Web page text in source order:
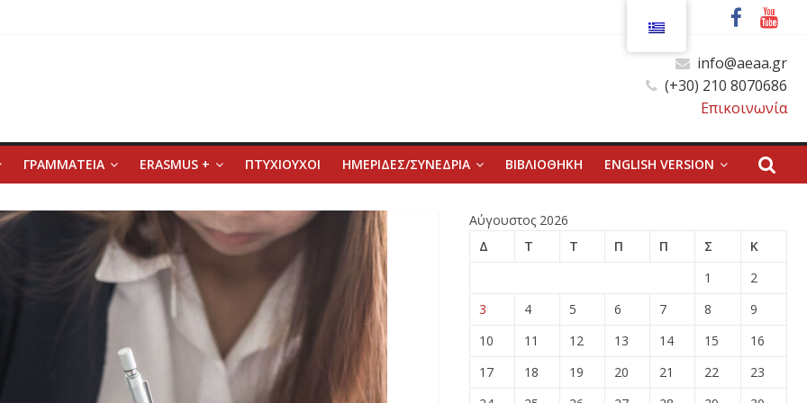
info@aeaa.gr
(+30) 210 8070686
Επικοινωνία
ΓΡΑΜΜΑΤΕΙΑ ERASMUS + ΠΤΥΧΙΟΥΧΟΙ ΗΜΕΡΙΔΕΣ/ΣΥΝΕΔΡΙΑ ΒΙΒΛΙΟΘΗΚΗ ENGLISH VERSION
Αύγουστος 2026
Δ
Τ Τ Π Π Σ
Κ
1
2
3
4 5 6 7 8
9
10
11 12 13 14 15
16
17
18 19 20 21 22
23